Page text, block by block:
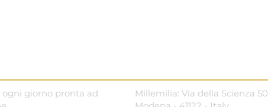
ogni giorno pronta ad
Millemilia: Via della Scienza 50